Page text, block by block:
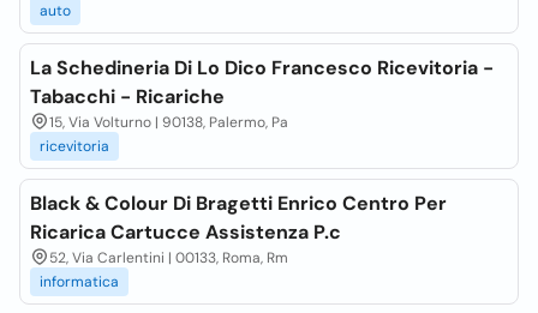
auto
La Schedineria Di Lo Dico Francesco Ricevitoria -
Tabacchi - Ricariche
15, Via Volturno | 90138, Palermo, Pa
ricevitoria
Black & Colour Di Bragetti Enrico Centro Per
Ricarica Cartucce Assistenza P.c
52, Via Carlentini | 00133, Roma, Rm
informatica